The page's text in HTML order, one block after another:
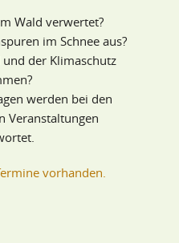
Wald verwertet?
im Schnee aus?
der Klimaschutz
werden bei den
Veranstaltungen
vorhanden.